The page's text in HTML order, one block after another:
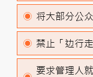
将大部分公
禁止「边行
要求管理人